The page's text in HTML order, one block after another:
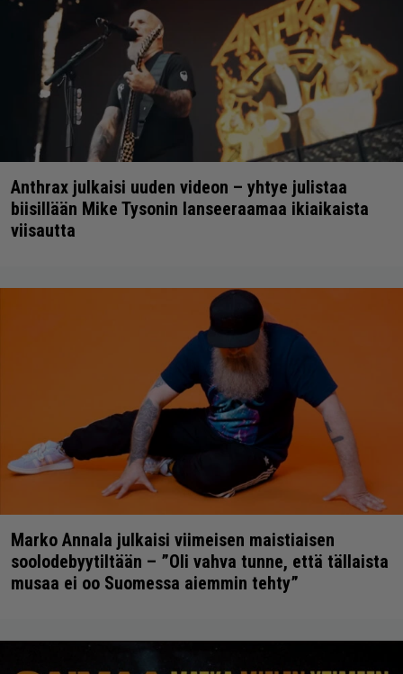
Anthrax julkaisi uuden videon – yhtye julistaa
biisillään Mike Tysonin lanseeraamaa ikiaikaista
viisautta
Marko Annala julkaisi viimeisen maistiaisen
soolodebyytiltään – ”Oli vahva tunne, että tällaista
musaa ei oo Suomessa aiemmin tehty”